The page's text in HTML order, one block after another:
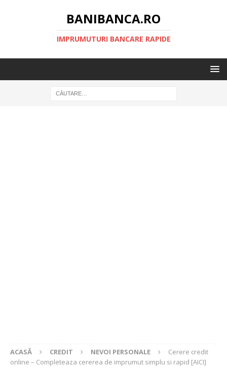
BANIBANCA.RO
IMPRUMUTURI BANCARE RAPIDE
ACASĂ CREDIT NEVOI PERSONALE
Cerere credit
online – Completeaza cererea de imprumut simplu si rapid [AICI]